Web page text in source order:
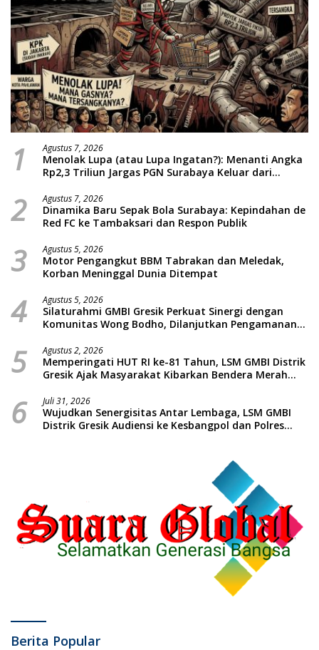
1 Agustus 7, 2026
Menolak Lupa (atau Lupa Ingatan?): Menanti Angka
Rp2,3 Triliun Jargas PGN Surabaya Keluar dari
2 Agustus 7, 2026
Dinamika Baru Sepak Bola Surabaya: Kepindahan de
Red FC ke Tambaksari dan Respon Publik
3 Agustus 5, 2026
Motor Pengangkut BBM Tabrakan dan Meledak,
Korban Meninggal Dunia Ditempat
4 Agustus 5, 2026
Silaturahmi GMBI Gresik Perkuat Sinergi dengan
Komunitas Wong Bodho, Dilanjutkan Pengamanan
Massal dan Santunan Anak Yatim
5 Agustus 2, 2026
Memperingati HUT RI ke-81 Tahun, LSM GMBI Distrik
Gresik Ajak Masyarakat Kibarkan Bendera Merah
6 Juli 31, 2026
Wujudkan Senergisitas Antar Lembaga, LSM GMBI
Distrik Gresik Audiensi ke Kesbangpol dan Polres
Berita Popular